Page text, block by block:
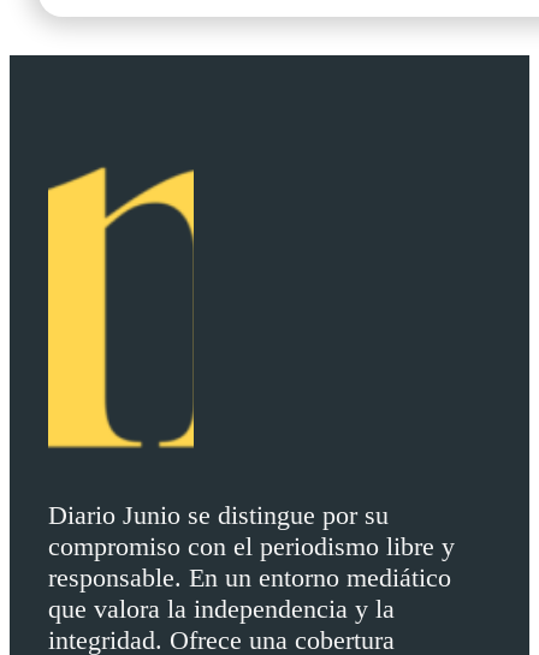
Diario Junio se distingue por su
compromiso con el periodismo libre y
responsable. En un entorno mediático
que valora la independencia y la
integridad. Ofrece una cobertura